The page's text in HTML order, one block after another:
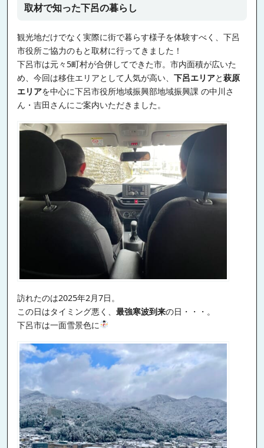
取材で知った下呂の暮らし
観光地だけでなく実際に街で暮らす様子を体験すべく、下呂
市役所ご協力のもと取材に行ってきました！
下呂市は元々5町村が合併してできた市。市内面積が広いた
め、今回は移住エリアとして人気が高い、 下呂エリアと萩原
エリアを中心に下呂市役所地域振興部地域振興課 の中川さ
ん・吉田さんにご案内いただきました。
訪れたのは2025年2月7日。
この日はタイミング悪く、 最強寒波到来の日・・・。
下呂市は一面雪景色に